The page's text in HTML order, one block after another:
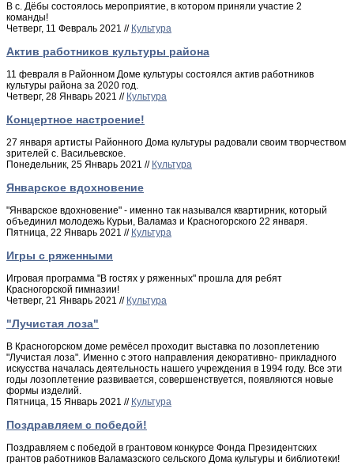
В с. Дёбы состоялось мероприятие, в котором приняли участие 2
команды!
Четверг, 11 Февраль 2021 // Культура
Актив работников культуры района
11 февраля в Районном Доме культуры состоялся актив работников
культуры района за 2020 год.
Четверг, 28 Январь 2021 // Культура
Концертное настроение!
27 января артисты Районного Дома культуры радовали своим творчеством
зрителей с. Васильевское.
Понедельник, 25 Январь 2021 // Культура
Январское вдохновение
"Январское вдохновение" - именно так назывался квартирник, который
объединил молодежь Курьи, Валамаз и Красногорского 22 января.
Пятница, 22 Январь 2021 // Культура
Игры с ряженными
Игровая программа "В гостях у ряженных" прошла для ребят
Красногорской гимназии!
Четверг, 21 Январь 2021 // Культура
"Лучистая лоза"
В Красногорском доме ремёсел проходит выставка по лозоплетению
"Лучистая лоза". Именно с этого направления декоративно- прикладного
искусства началась деятельность нашего учреждения в 1994 году. Все эти
годы лозоплетение развивается, совершенствуется, появляются новые
формы изделий.
Пятница, 15 Январь 2021 // Культура
Поздравляем с победой!
Поздравляем с победой в грантовом конкурсе Фонда Президентских
грантов работников Валамазского сельского Дома культуры и библиотеки!